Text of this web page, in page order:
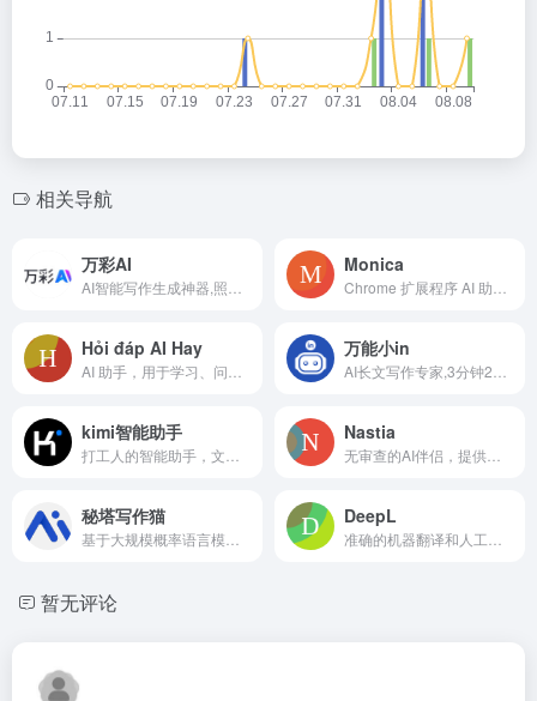
相关导航
万彩AI Monica
Hỏi đáp AI Hay 万能小in
kimi智能助手 Nastia
秘塔写作猫 DeepL
暂无评论